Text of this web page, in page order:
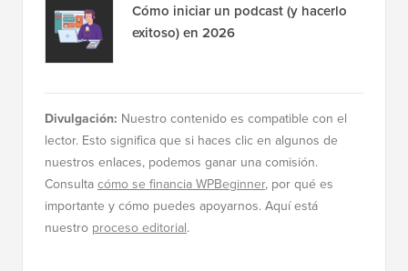
Cómo iniciar un podcast (y hacerlo
exitoso) en 2026
Divulgación: Nuestro contenido es compatible con el
lector. Esto significa que si haces clic en algunos de
nuestros enlaces, podemos ganar una comisión.
Consultacómo se financia WPBeginner, por qué es
importante y cómo puedes apoyarnos. Aquí está
nuestro proceso editorial.